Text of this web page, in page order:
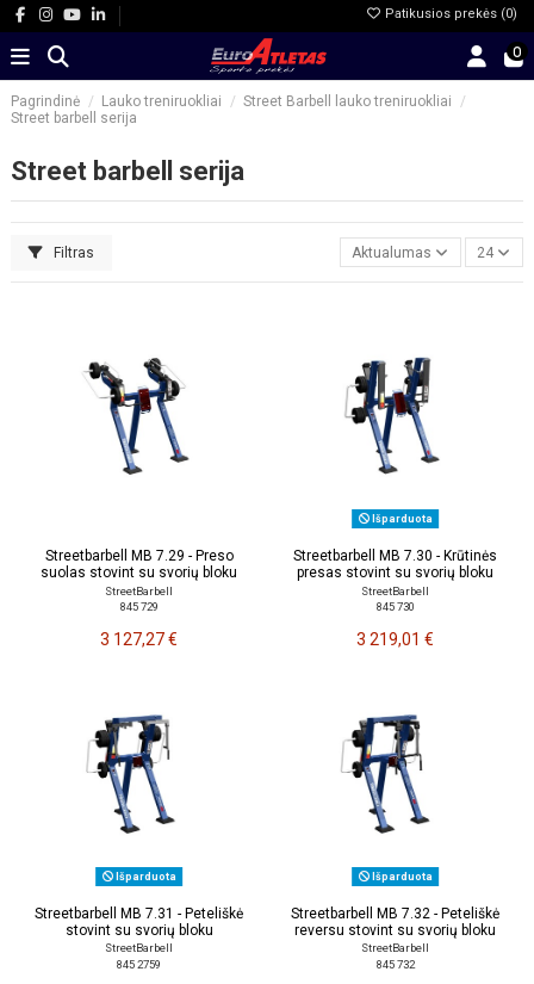
Patikusios prekės (0)
0
Pagrindinė Lauko treniruokliai
Street Barbell lauko treniruokliai
Street barbell serija
Street barbell serija
Filtras Aktualumas 24
Streetbarbell MB 7.29 - Preso
suolas stovint su svorių bloku
StreetBarbell
845 729
3 127,27 €
Išparduota
Streetbarbell MB 7.30 - Krūtinės
presas stovint su svorių bloku
StreetBarbell
845 730
3 219,01 €
Išparduota
Streetbarbell MB 7.31 - Peteliškė
stovint su svorių bloku
StreetBarbell
845 2759
Išparduota
Streetbarbell MB 7.32 - Peteliškė
reversu stovint su svorių bloku
StreetBarbell
845 732